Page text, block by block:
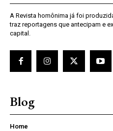
A Revista homônima já foi
traz reportagens que antecipam e
capital.
Blog
Home